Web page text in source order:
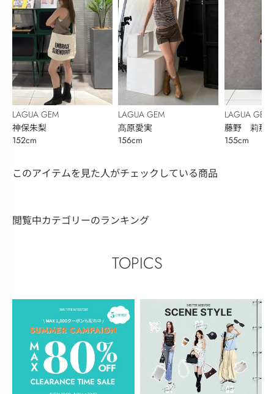
LAGUA GEM
神保朱梨
152cm
LAGUA GEM
髙原愛実
156cm
LAGUA GEM
藤野 莉那
155cm
このアイテムを見た人がチェックしている商品
閲覧中カテゴリーのランキング
TOPICS